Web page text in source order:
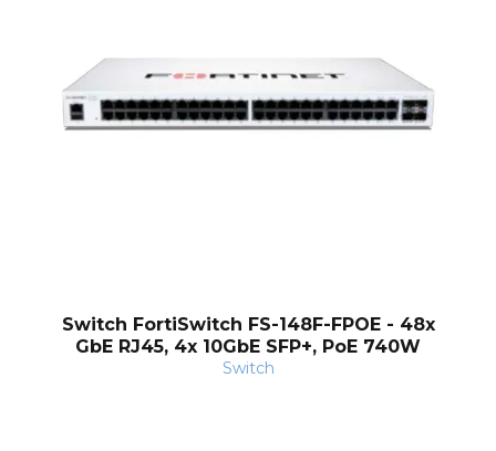
Switch FortiSwitch FS-148F-FPOE - 48x
GbE RJ45, 4x 10GbE SFP+, PoE 740W
Switch